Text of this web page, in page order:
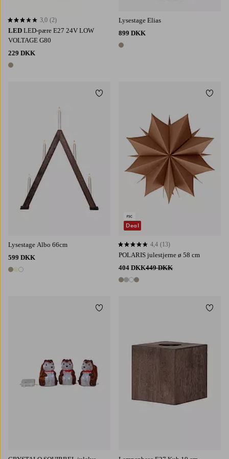
LED LED-pære E27 24V LOW
VOLTAGE G80
229 DKK
1 farve
3,0 baseret på 2 bedømmelser
3,0 (2)
Lysestage Elias
899 DKK
1 farve
Lysestage Albo 66cm
599 DKK
3 farver
Tilføj til favoritter
POLARIS julestjerne ø 58 cm
404 DKK449 DKK
4 farver
4,4 baseret på 13 bedømmelser
4,4 (13)
Deal
Tilføj
Tilføj til favoritter Tilføj